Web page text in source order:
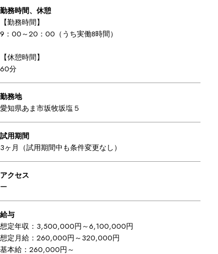
勤務時間、休憩
【勤務時間】
9：00～20：00（うち実働8時間）
【休憩時間】
60分
勤務地
愛知県あま市坂牧坂塩５
試用期間
3ヶ月（試用期間中も条件変更なし）
アクセス
ー
給与
想定年収：3,500,000円～6,100,000円
想定月給：260,000円～320,000円
基本給：260,000円～